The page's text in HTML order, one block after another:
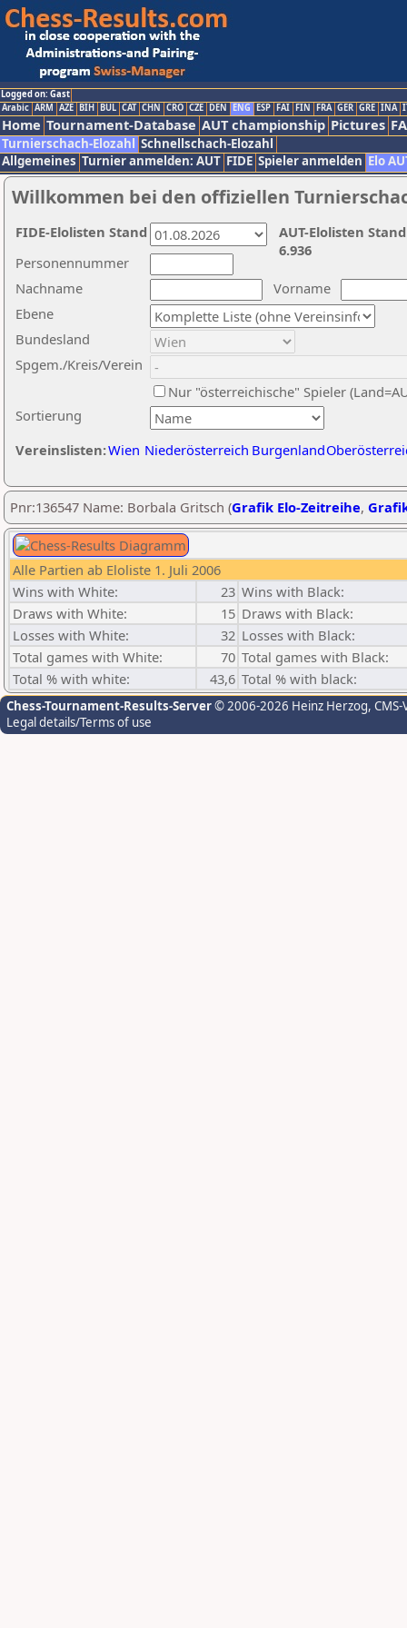
Logged on: Gast
Arabic ARM AZE BIH BUL CAT CHN CRO CZE DEN ENG ESP FAI FIN FRA GER GRE INA
Home Tournament-Database AUT championship Pictures
Turnierschach-Elozahl Schnellschach-Elozahl
Allgemeines Turnier anmelden: AUT FIDE Spieler anmelden Elo
Willkommen bei den offiziellen
Nachname
Vorname
Ebene
Sortierung
Personennummer
Bundesland
Spgem./Kreis/Verein
Nur "österreichische" Spieler
Vereinslisten:Wien Niederösterreich Burgenland
AUT-Elolisten
6.936
FIDE-Elolisten Stand
Pnr:136547 Name: Borbala Gritsch (Grafik Elo-Zeitreihe,
Alle Partien ab Eloliste 1. Juli 2006
Wins with White:
23 Wins with Black:
Draws with White:
15 Draws with Black:
Losses with White:
32 Losses with Black:
Total games with White:
70 Total games with Black:
Total % with white:
43,6 Total % with black:
Chess-Tournament-Results-Server© 2006-2026 Heinz Herzog,
Legal details/Terms of use